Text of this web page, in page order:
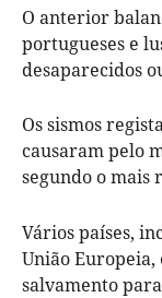
O anterior
portugueses e
desaparecidos
Os sismos
causaram pelo
segundo o mais
Vários países,
União Europeia,
salvamento